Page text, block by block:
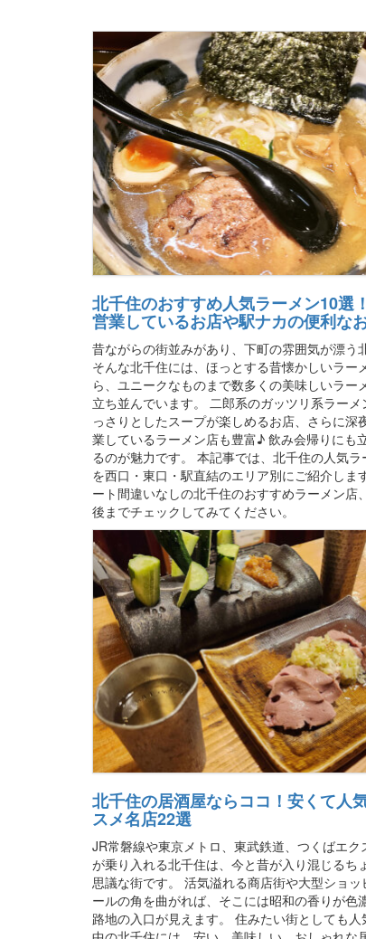
北千住のおすすめ人気ラーメン10選
営業しているお店や駅ナカの便利な
昔ながらの街並みがあり、下町の雰囲気が漂う
そんな北千住には、ほっとする昔懐かしいラー
ら、ユニークなものまで数多くの美味しいラー
立ち並んでいます。 二郎系のガッツリ系ラーメ
っさりとしたスープが楽しめるお店、さらに深
業しているラーメン店も豊富♪ 飲み会帰りにも
るのが魅力です。 本記事では、北千住の人気ラ
を西口・東口・駅直結のエリア別にご紹介しま
ート間違いなしの北千住のおすすめラーメン店
後までチェックしてみてください。
北千住の居酒屋ならココ！安くて人
スメ名店22選
JR常磐線や東京メトロ、東武鉄道、つくばエク
が乗り入れる北千住は、今と昔が入り混じるち
思議な街です。 活気溢れる商店街や大型ショッ
ールの角を曲がれば、そこには昭和の香りが色
路地の入口が見えます。 住みたい街としても人